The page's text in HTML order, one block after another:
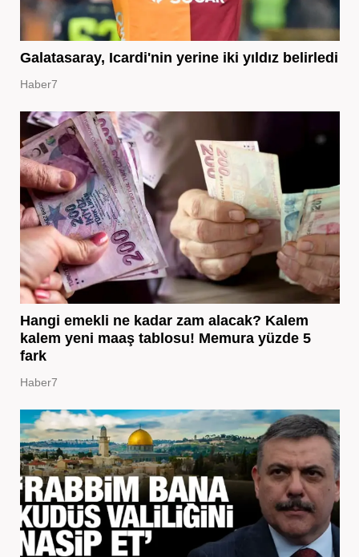
Galatasaray, Icardi'nin yerine iki yıldız belirledi
Haber7
Hangi emekli ne kadar zam alacak? Kalem
kalem yeni maaş tablosu! Memura yüzde 5
fark
Haber7